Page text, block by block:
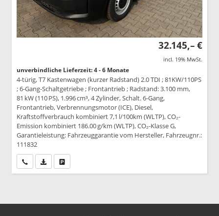
32.145,– €
incl. 19% MwSt.
unverbindliche Lieferzeit: 4 - 6 Monate
4-türig, T7 Kastenwagen (kurzer Radstand) 2.0 TDI ; 81KW/110PS
; 6-Gang-Schaltgetriebe ; Frontantrieb ; Radstand: 3.100 mm,
81 kW (110 PS), 1.996 cm³, 4 Zylinder, Schalt. 6-Gang,
Frontantrieb, Verbrennungsmotor (ICE), Diesel,
Kraftstoffverbrauch kombiniert 7,1 l/100km (WLTP), CO₂-
Emission kombiniert 186.00 g/km (WLTP), CO₂-Klasse G,
Garantieleistung: Fahrzeuggarantie vom Hersteller, Fahrzeugnr.:
111832
Wir rufen Sie anPDF-Datei, Fahrzeugexposé drucken